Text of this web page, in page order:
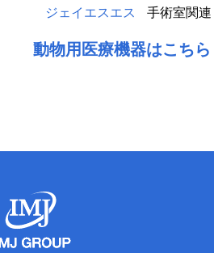
ジェイエスエス 手術室関連
動物用医療機器はこちら